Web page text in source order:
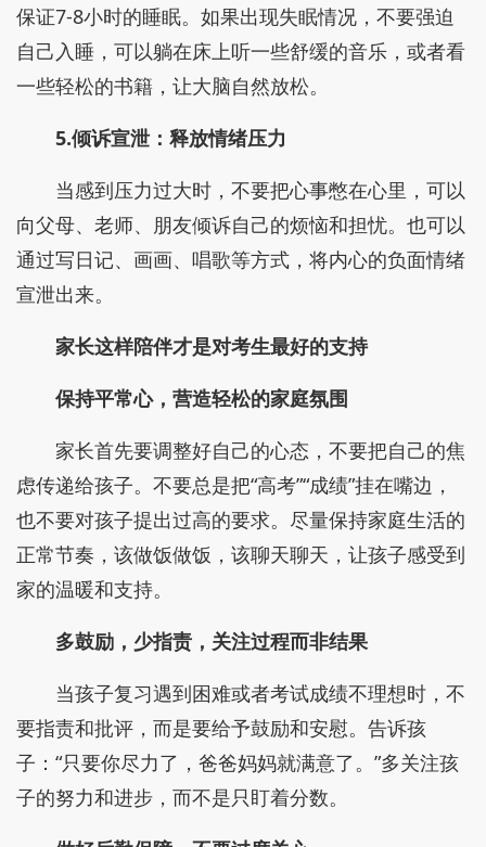
保证7-8小时的睡眠。如果出现失眠情况，不要强迫
自己入睡，可以躺在床上听一些舒缓的音乐，或者看
一些轻松的书籍，让大脑自然放松。
5.倾诉宣泄：释放情绪压力
当感到压力过大时，不要把心事憋在心里，可以
向父母、老师、朋友倾诉自己的烦恼和担忧。也可以
通过写日记、画画、唱歌等方式，将内心的负面情绪
宣泄出来。
家长这样陪伴才是对考生最好的支持
保持平常心，营造轻松的家庭氛围
家长首先要调整好自己的心态，不要把自己的焦
虑传递给孩子。不要总是把“高考”“成绩”挂在嘴边，
也不要对孩子提出过高的要求。尽量保持家庭生活的
正常节奏，该做饭做饭，该聊天聊天，让孩子感受到
家的温暖和支持。
多鼓励，少指责，关注过程而非结果
当孩子复习遇到困难或者考试成绩不理想时，不
要指责和批评，而是要给予鼓励和安慰。告诉孩
子：“只要你尽力了，爸爸妈妈就满意了。”多关注孩
子的努力和进步，而不是只盯着分数。